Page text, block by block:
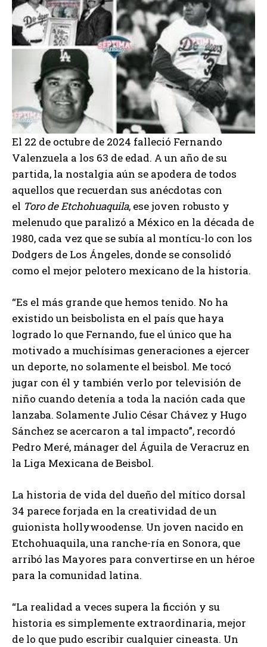
El 22 de octubre de 2024 falleció Fernando
Valenzuela a los 63 de edad. A un año de su
partida, la nostalgia aún se apodera de todos
aquellos que recuerdan sus anécdotas con
el Toro de Etchohuaquila, ese joven robusto y
melenudo que paralizó a México en la década de
1980, cada vez que se subía al montícu-lo con los
Dodgers de Los Ángeles, donde se consolidó
como el mejor pelotero mexicano de la historia.
“Es el más grande que hemos tenido. No ha
existido un beisbolista en el país que haya
logrado lo que Fernando, fue el único que ha
motivado a muchísimas generaciones a ejercer
un deporte, no solamente el beisbol. Me tocó
jugar con él y también verlo por televisión de
niño cuando detenía a toda la nación cada que
lanzaba. Solamente Julio César Chávez y Hugo
Sánchez se acercaron a tal impacto”, recordó
Pedro Meré, mánager del Águila de Veracruz en
la Liga Mexicana de Beisbol.
La historia de vida del dueño del mítico dorsal
34 parece forjada en la creatividad de un
guionista hollywoodense. Un joven nacido en
Etchohuaquila, una ranche-ría en Sonora, que
arribó las Mayores para convertirse en un héroe
para la comunidad latina.
“La realidad a veces supera la ficción y su
historia es simplemente extraordinaria, mejor
de lo que pudo escribir cualquier cineasta. Un